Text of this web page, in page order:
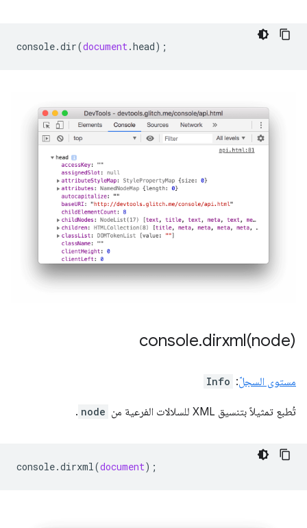
console.dir(document.head);
console.dirxml(node)
مستوى السجلّ:
Info
تُطبع تمثيلاً بتنسيق XML للسلالات الفرعية من node
.
console.dirxml(document);